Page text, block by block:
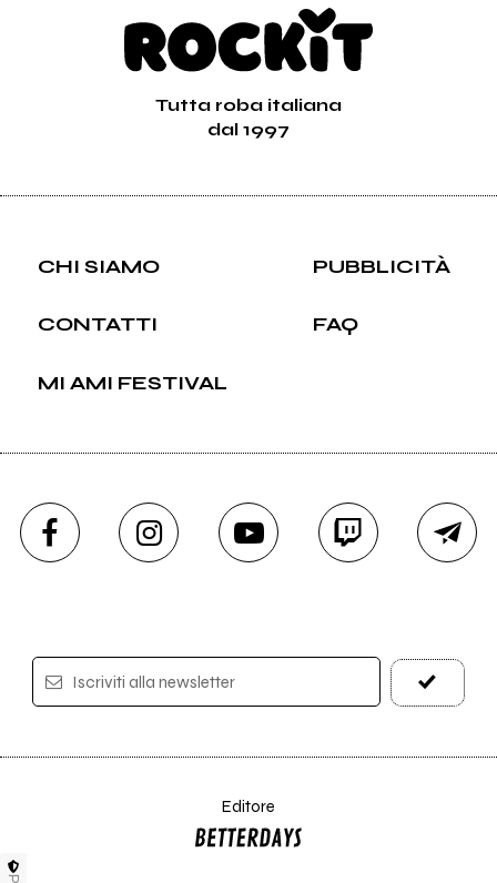
Tutta roba italiana
dal 1997
CHI SIAMO PUBBLICITÀ
CONTATTI FAQ
MI AMI FESTIVAL
Iscriviti alla newsletter
Editore